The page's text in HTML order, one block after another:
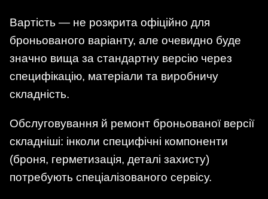
Вартість — не розкрита офіційно для
броньованого варіанту, але очевидно буде
значно вища за стандартну версію через
специфікацію, матеріали та виробничу
складність.
Обслуговування й ремонт броньованої версії
складніші: інколи специфічні компоненти
(броня, герметизація, деталі захисту)
потребують спеціалізованого сервісу.